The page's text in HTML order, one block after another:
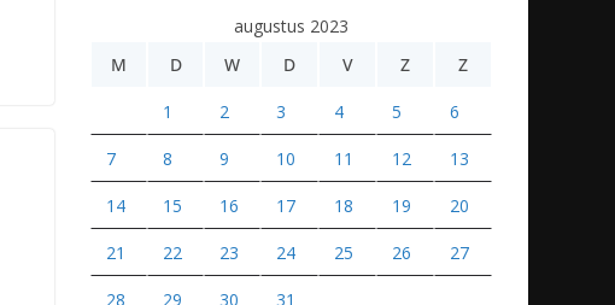
augustus 2023
M
D W D V Z Z
1 2 3 4 5 6
7 8 9 10 11 12 13
14 15 16 17 18 19 20
21 22 23 24 25 26 27
28 29 30 31